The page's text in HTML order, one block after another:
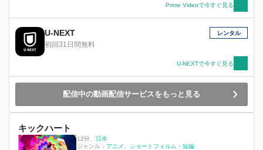
Prime Videoで今すぐ見る
U-NEXT
初回31日間無料
レンタル
U-NEXTで今すぐ見る
配信中の動画配信サービスをもっと見る
キックハート
12分
日本
ジャンル： アニメ ショートフィルム・短編